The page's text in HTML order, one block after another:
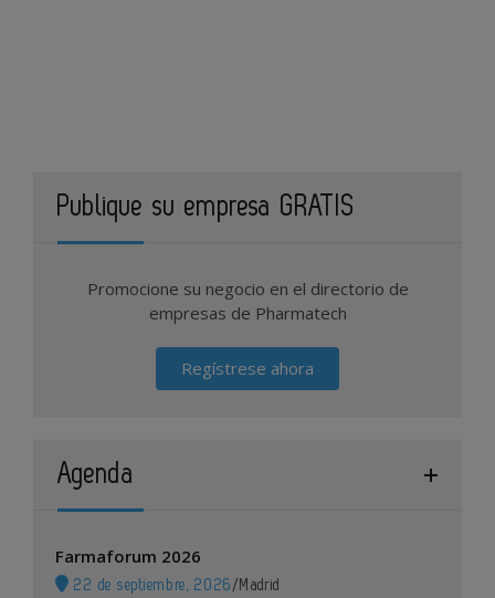
Publique su empresa GRATIS
Promocione su negocio en el directorio de
empresas de Pharmatech
Regístrese ahora
Agenda
Farmaforum 2026
22 de septiembre, 2026 / Madrid